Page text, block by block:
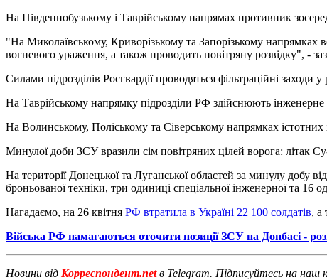
На Південнобузькому і Таврійському напрямах противник
"На Миколаївському, Криворізькому та Запорізькому
вогневого ураження, а також проводить повітряну розвідку", -
Силами підрозділів Росгвардії проводяться фільтраційні
На Таврійському напрямку підрозділи РФ здійснюють інженерне
На Волинському, Поліському та Сіверському напрямках істотних
Минулої доби ЗСУ вразили сім повітряних цілей ворога: літак
На території Донецької та Луганської областей за минулу добу
броньованої техніки, три одиниці спеціальної інженерної та 16
Нагадаємо, на 26 квітня РФ втратила в Україні 22 100 солдатів, а
Війська РФ намагаються оточити позиції ЗСУ на Донбасі -
Новини від Корреспондент.netв Telegram. Підписуйтесь на наш